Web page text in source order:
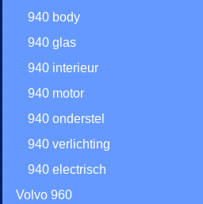
940 body
940 glas
940 interieur
940 motor
940 onderstel
940 verlichting
940 electrisch
Volvo 960